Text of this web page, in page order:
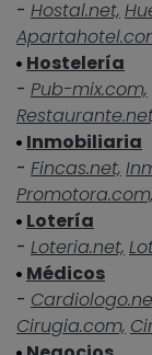
- Hostal.net,
Hostelería
- Pub-mix.com,
Inmobiliaria
- Fincas.net,
Promotora.com,
Lotería
- Loteria.net,
Médicos
-
Cirugia.com,